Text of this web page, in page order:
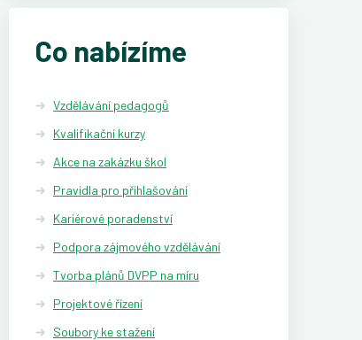
Co nabízíme
Vzdělávání pedagogů
Kvalifikační kurzy
Akce na zakázku škol
Pravidla pro přihlašování
Kariérové poradenství
Podpora zájmového vzdělávání
Tvorba plánů DVPP na míru
Projektové řízení
Soubory ke stažení